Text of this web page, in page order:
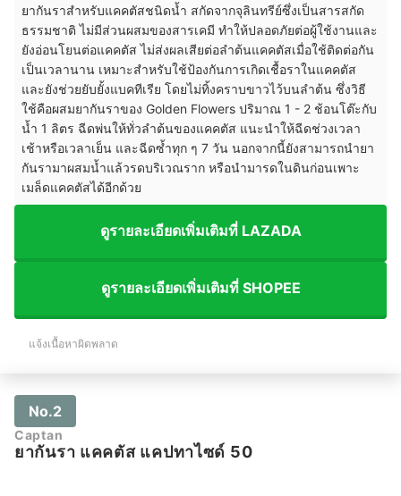
ยากันราสำหรับแคคตัสชนิดน้ำ สกัดจากจุลินทรีย์ซึ่งเป็นสารสกัด
ธรรมชาติ ไม่มีส่วนผสมของสารเคมี ทำให้ปลอดภัยต่อผู้ใช้งานและ
ยังอ่อนโยนต่อแคคตัส ไม่ส่งผลเสียต่อลำต้นแคคตัสเมื่อใช้ติดต่อกัน
เป็นเวลานาน เหมาะสำหรับใช้ป้องกันการเกิดเชื้อราในแคคตัส
และยังช่วยยับยั้งแบคทีเรีย โดยไม่ทิ้งคราบขาวไว้บนลำต้น ซึ่งวิธี
ใช้คือผสมยากันราของ Golden Flowers ปริมาณ 1 - 2 ช้อนโต๊ะกับ
น้ำ 1 ลิตร ฉีดพ่นให้ทั่วลำต้นของแคคตัส แนะนำให้ฉีดช่วงเวลา
เช้าหรือเวลาเย็น และฉีดซ้ำทุก ๆ 7 วัน นอกจากนี้ยังสามารถนำยา
กันรามาผสมน้ำแล้วรดบริเวณราก หรือนำมารดในดินก่อนเพาะ
เมล็ดแคคตัสได้อีกด้วย
ดูรายละเอียดเพิ่มเติมที่ LAZADA
ดูรายละเอียดเพิ่มเติมที่ SHOPEE
แจ้งเนื้อหาผิดพลาด
No.2
Captan
ยากันรา แคคตัส แคปทาไซด์ 50